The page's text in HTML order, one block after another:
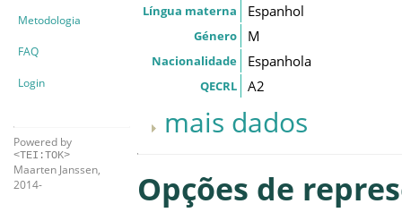
Metodologia
FAQ
Login
Powered by
<TEI:TOK>
Maarten Janssen,
2014-
Língua materna Espanhol
Género M
Nacionalidade Espanhola
QECRL A2
mais dados
Opções de